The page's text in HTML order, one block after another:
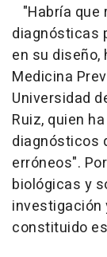
"Habría que
diagnósticas
en su
Medicina
Universidad
Ruiz, quien
diagnósticos
erróneos".
biológicas y
investigación
constituido